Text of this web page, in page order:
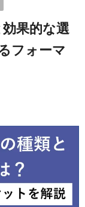
果的な選
フォーマ